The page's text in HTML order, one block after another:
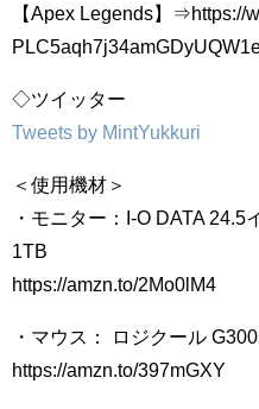
【Apex Legends】⇒https://
◇ツイッター
Tweets by MintYukkuri
＜使用機材＞
・モニター：I-O DATA
1TB
https://amzn.to/2Mo0lM4
・マウス： ロジクール
https://amzn.to/397mGXY